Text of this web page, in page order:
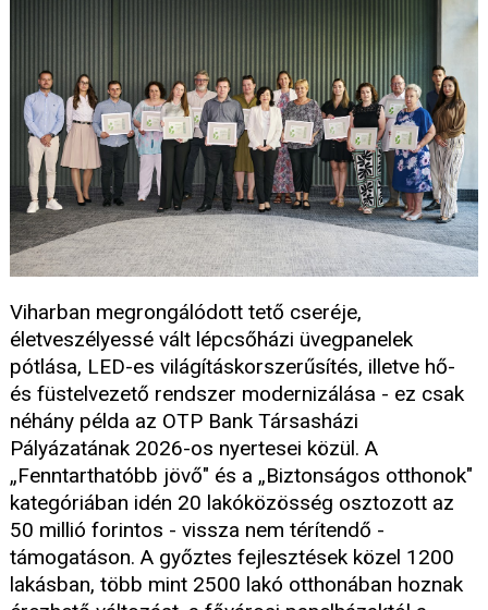
Viharban megrongálódott tető cseréje,
életveszélyessé vált lépcsőházi üvegpanelek
pótlása, LED-es világításkorszerűsítés, illetve hő-
és füstelvezető rendszer modernizálása - ez csak
néhány példa az OTP Bank Társasházi
Pályázatának 2026-os nyertesei közül. A
„Fenntarthatóbb jövő" és a „Biztonságos otthonok"
kategóriában idén 20 lakóközösség osztozott az
50 millió forintos - vissza nem térítendő -
támogatáson. A győztes fejlesztések közel 1200
lakásban, több mint 2500 lakó otthonában hoznak